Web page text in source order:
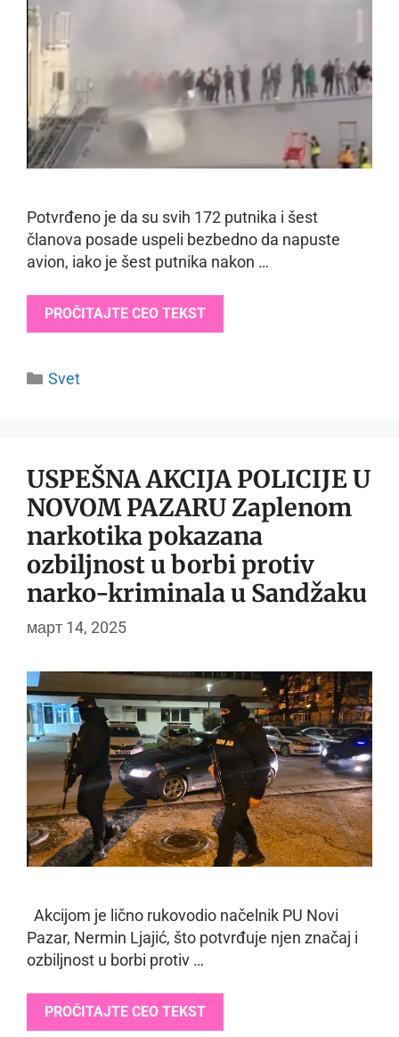
Potvrđeno je da su svih 172 putnika i šest
članova posade uspeli bezbedno da napuste
avion, iako je šest putnika nakon …
PROČITAJTE CEO TEKST
Categories
Svet
USPEŠNA AKCIJA POLICIJE U
NOVOM PAZARU Zaplenom
narkotika pokazana
ozbiljnost u borbi protiv
narko-kriminala u Sandžaku
март 14, 2025
Akcijom je lično rukovodio načelnik PU Novi
Pazar, Nermin Ljajić, što potvrđuje njen značaj i
ozbiljnost u borbi protiv …
PROČITAJTE CEO TEKST